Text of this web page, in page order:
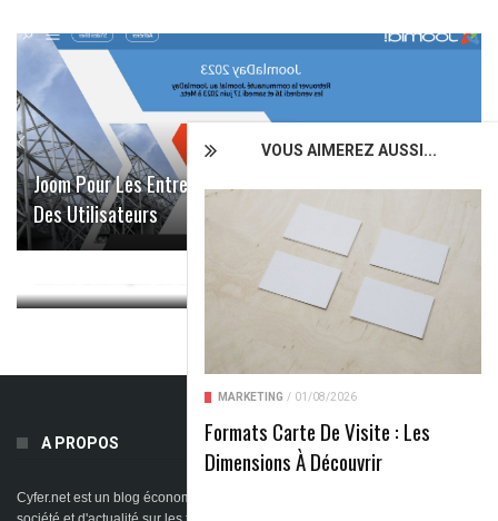
VOUS AIMEREZ AUSSI...
MARKETING / 01/08/2026
Formats Carte De Visite : Les
Dimensions À Découvrir
Joom Pour Les Entreprises: Analyse Complète Et Avis
Des Utilisateurs
Shoppy Hightech Avis: Les Meilleures Critiques Sur
Cette Boutique En Ligne De Produits High-Tech
A PROPOS
Cyfer.net est un blog économique en ligne spécialisé dans les sujets de